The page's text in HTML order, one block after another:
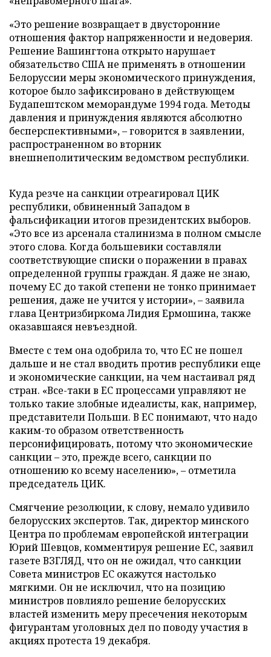
«Это решение возвращает в двусторонние
отношения фактор напряженности и недоверия.
Решение Вашингтона открыто нарушает
обязательство США не применять в отношении
Белоруссии меры экономического принуждения,
которое было зафиксировано в действующем
Будапештском меморандуме 1994 года. Методы
давления и принуждения являются абсолютно
бесперспективными», – говорится в заявлении,
распространенном во вторник
внешнеполитическим ведомством республики.
Куда резче на санкции отреагировал ЦИК
республики, обвиненный Западом в
фальсификации итогов президентских выборов.
«Это все из арсенала сталинизма в полном смысле
этого слова. Когда большевики составляли
соответствующие списки о поражении в правах
определенной группы граждан. Я даже не знаю,
почему ЕС до такой степени не тонко принимает
решения, даже не учится у истории», – заявила
глава Центризбиркома Лидия Ермошина, также
оказавшаяся невъездной.
Вместе с тем она одобрила то, что ЕС не пошел
дальше и не стал вводить против республики еще
и экономические санкции, на чем настаивал ряд
стран. «Все-таки в ЕС процессами управляют не
только такие злобные идеалисты, как, например,
представители Польши. В ЕС понимают, что надо
каким-то образом ответственность
персонифицировать, потому что экономические
санкции – это, прежде всего, санкции по
отношению ко всему населению», – отметила
председатель ЦИК.
Смягчение резолюции, к слову, немало удивило
белорусских экспертов. Так, директор минского
Центра по проблемам европейской интеграции
Юрий Шевцов, комментируя решение ЕС, заявил
газете ВЗГЛЯД, что он не ожидал, что санкции
Совета министров ЕС окажутся настолько
мягкими. Он не исключил, что на позицию
министров повлияло решение белорусских
властей изменить меру пресечения некоторым
фигурантам уголовных дел по поводу участия в
акциях протеста 19 декабря.